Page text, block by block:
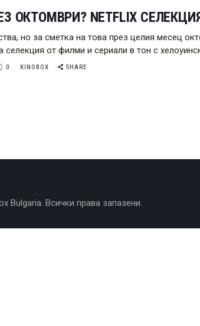
ОКТОМВРИ? NETFLIX
но за сметка на това през целия месец
от филми и сериали в тон с
0 KINOBOX SHARE
Bulgaria. Всички права запазени.